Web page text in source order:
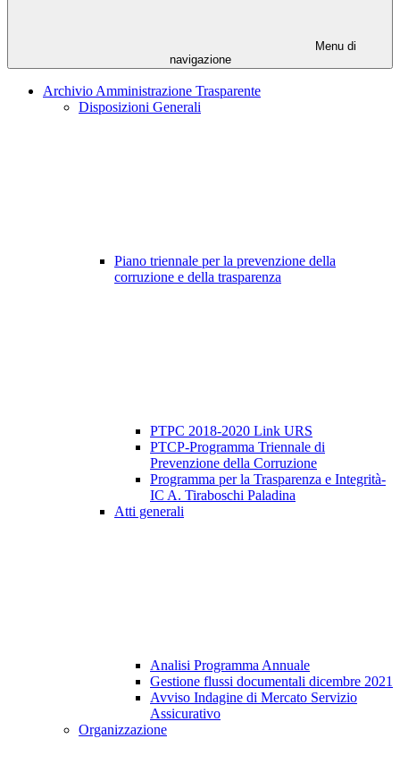
Menu di
navigazione
Archivio Amministrazione Trasparente
Disposizioni Generali
Piano triennale per la prevenzione della
corruzione e della trasparenza
PTPC 2018-2020 Link URS
PTCP-Programma Triennale di
Prevenzione della Corruzione
Programma per la Trasparenza e Integrità-
IC A. Tiraboschi Paladina
Atti generali
Analisi Programma Annuale
Gestione flussi documentali dicembre 2021
Avviso Indagine di Mercato Servizio
Assicurativo
Organizzazione